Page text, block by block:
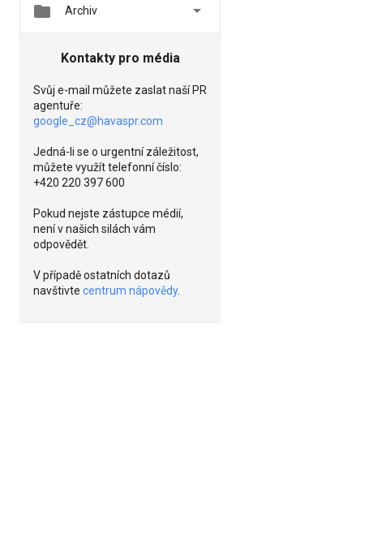
 Archiv 
Kontakty pro média
Svůj e-mail můžete zaslat naší PR
agentuře:
google_cz@havaspr.com
Jedná-li se o urgentní záležitost,
můžete využít telefonní číslo:
+420 220 397 600
Pokud nejste zástupce médií,
není v našich silách vám
odpovědět.
V případě ostatních dotazů
navštivte centrum nápovědy.